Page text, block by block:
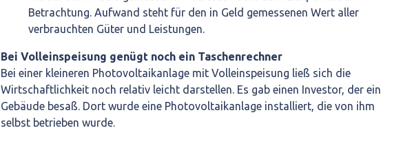
Betrachtung. Aufwand steht für den in Geld gemessenen Wert aller
verbrauchten Güter und Leistungen.
Bei Volleinspeisung genügt noch ein Taschenrechner
Bei einer kleineren Photovoltaikanlage mit Volleinspeisung ließ sich die
Wirtschaftlichkeit noch relativ leicht darstellen. Es gab einen Investor, der ein
Gebäude besaß. Dort wurde eine Photovoltaikanlage installiert, die von ihm
selbst betrieben wurde.